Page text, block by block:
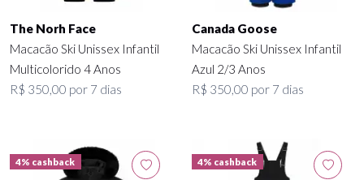
The Norh Face
Macacão Ski Unissex Infantil
Multicolorido 4 Anos
R$ 350,00 por 7 dias
Canada Goose
Macacão Ski Unissex Infantil
Azul 2/3 Anos
R$ 350,00 por 7 dias
4% cashback 4% cashback